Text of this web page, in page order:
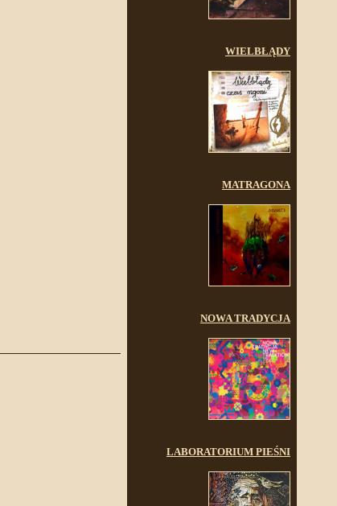
WIELBŁĄDY
MATRAGONA
NOWA TRADYCJA
LABORATORIUM PIEŚNI